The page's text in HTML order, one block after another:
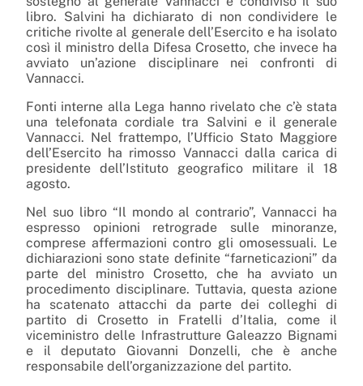
libro. Salvini ha dichiarato di non condividere le
critiche rivolte al generale dell’Esercito e ha isolato
così il ministro della Difesa Crosetto, che invece ha
avviato un’azione disciplinare nei confronti di
Vannacci.
Fonti interne alla Lega hanno rivelato che c’è stata
una telefonata cordiale tra Salvini e il generale
Vannacci. Nel frattempo, l’Ufficio Stato Maggiore
dell’Esercito ha rimosso Vannacci dalla carica di
presidente dell’Istituto geografico militare il 18
agosto.
Nel suo libro “Il mondo al contrario”, Vannacci ha
espresso opinioni retrograde sulle minoranze,
comprese affermazioni contro gli omosessuali. Le
dichiarazioni sono state definite “farneticazioni” da
parte del ministro Crosetto, che ha avviato un
procedimento disciplinare. Tuttavia, questa azione
ha scatenato attacchi da parte dei colleghi di
partito di Crosetto in Fratelli d’Italia, come il
viceministro delle Infrastrutture Galeazzo Bignami
e il deputato Giovanni Donzelli, che è anche
responsabile dell’organizzazione del partito.